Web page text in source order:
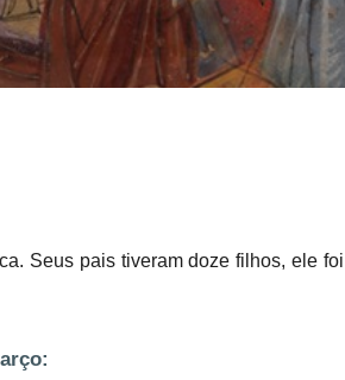
Seus pais tiveram doze filhos, ele